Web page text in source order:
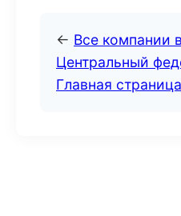
← Все компании
Центральный
Главная страница